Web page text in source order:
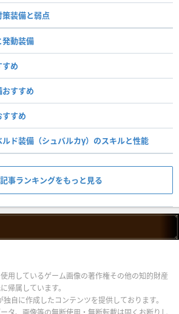
装備と弱点
発動装備
すめ
すすめ
すめ
ド装備（シュバルカγ）のスキルと性能
事ランキングをもっと見る
用しているゲーム画像の著作権その他の知的財産
帰属しています。
自に作成したコンテンツを提供しております。